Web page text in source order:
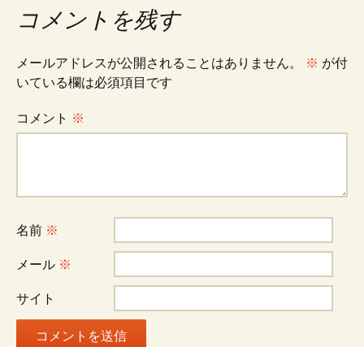
ナ
ビ
ゲ
シ
ョ
ン
コメントを残す
メールアドレスが公開されることはありません。 ※ が付
いている欄は必須項目です
コメント ※
名前 ※
メール ※
サイト